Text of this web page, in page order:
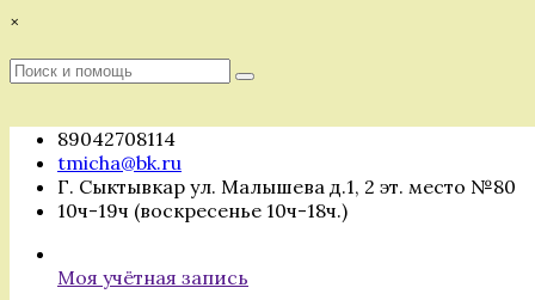
Перейти
содержимому
×
Поиск
Поиск
89042708114
tmicha@bk.ru
Г. Сыктывкар ул. Малышева д.1, 2 эт. место №80
10ч-19ч (воскресенье 10ч-18ч.)
Моя учётная запись